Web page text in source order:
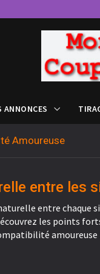
ANNONCES
Amoureuse
entre les
entre chaque
les points
amoureuse